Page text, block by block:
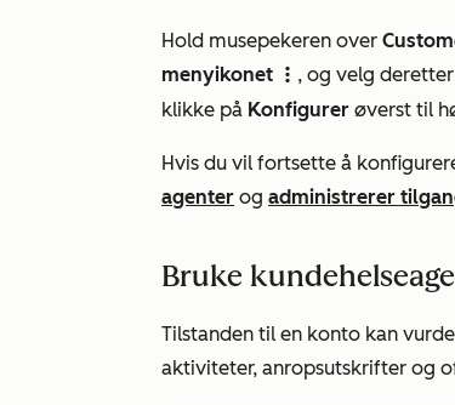
Hold musepekeren over
menyikonet
verticalMenuIcon , og velg deretter
klikke på Konfigurer øverst til
Hvis du vil fortsette å
agenter og administrerer
Bruke
Tilstanden til en konto kan
aktiviteter, anropsutskrifter og